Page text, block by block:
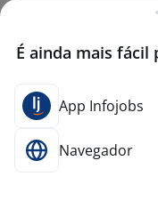
É ainda mais fácil
App Infojobs
Navegador